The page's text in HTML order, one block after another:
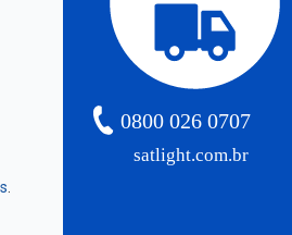
satlight.com.br
0800 026 0707